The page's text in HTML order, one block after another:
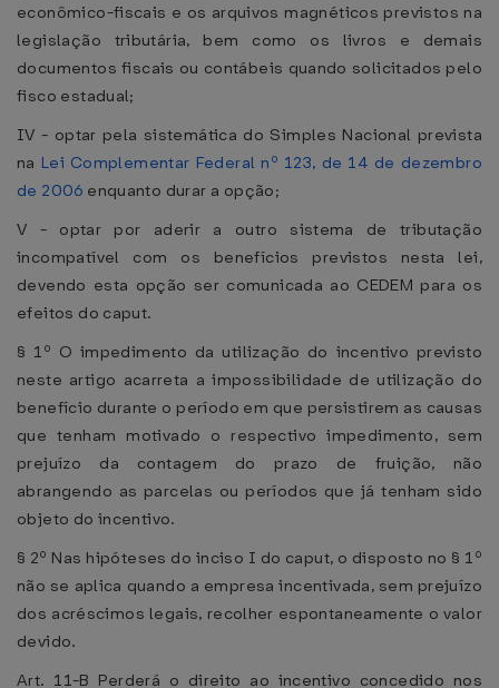
econômico-fiscais e os arquivos magnéticos previstos na
legislação tributária, bem como os livros e demais
documentos fiscais ou contábeis quando solicitados pelo
fisco estadual;
IV - optar pela sistemática do Simples Nacional prevista
na Lei Complementar Federal nº 123, de 14 de dezembro
de 2006 enquanto durar a opção;
V - optar por aderir a outro sistema de tributação
incompatível com os benefícios previstos nesta lei,
devendo esta opção ser comunicada ao CEDEM para os
efeitos do caput.
§ 1º O impedimento da utilização do incentivo previsto
neste artigo acarreta a impossibilidade de utilização do
benefício durante o período em que persistirem as causas
que tenham motivado o respectivo impedimento, sem
prejuízo da contagem do prazo de fruição, não
abrangendo as parcelas ou períodos que já tenham sido
objeto do incentivo.
§ 2º Nas hipóteses do inciso I do caput, o disposto no § 1º
não se aplica quando a empresa incentivada, sem prejuízo
dos acréscimos legais, recolher espontaneamente o valor
devido.
Art. 11-B Perderá o direito ao incentivo concedido nos